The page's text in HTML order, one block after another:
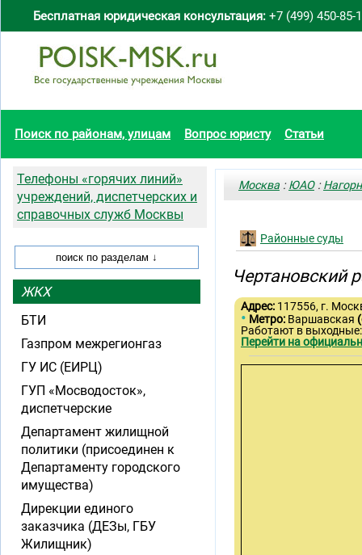
Бесплатная юридическая консультация: +7 (499) 450-85-
Поиск по районам, улицам Вопрос юристу Статьи
Москва :ЮАО:
Районные суды
Чертановский
Адрес: 117556, г.
• Метро: Варшавская
Работают в
Перейти на
Телефоны «горячих линий»
учреждений, диспетчерских и
справочных служб Москвы
ЖКХ
БТИ
Газпром межрегионгаз
ГУ ИС (ЕИРЦ)
ГУП «Мосводосток»,
диспетчерские
Департамент жилищной
политики (присоединен к
Департаменту городского
имущества)
Дирекции единого
заказчика (ДЕЗы, ГБУ
Жилищник)